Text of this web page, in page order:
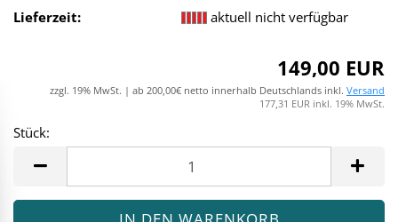
Lieferzeit:
aktuell nicht verfügbar
149,00 EUR
zzgl. 19% MwSt. | ab 200,00€ netto innerhalb Deutschlands inkl. Versand
177,31 EUR inkl. 19% MwSt.
Stück: